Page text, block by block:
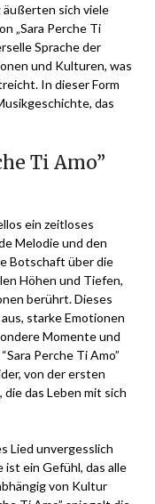
sich viele
„Sara Perche Ti
Sprache der
und Kulturen, was
In dieser Form
das
Ti Amo”
ein zeitloses
Melodie und den
Botschaft über die
Höhen und Tiefen,
berührt. Dieses
starke Emotionen
Momente und
Perche Ti Amo”
von der ersten
das Leben mit sich
Lied unvergesslich
ist ein Gefühl, das alle
von Kultur